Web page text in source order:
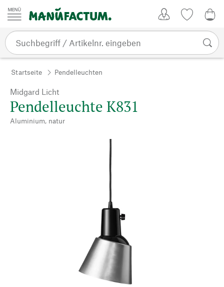
Zum Inhalt springen
Startseite Pendelleuchten
Midgard Licht
Pendelleuchte K831
Aluminium, natur